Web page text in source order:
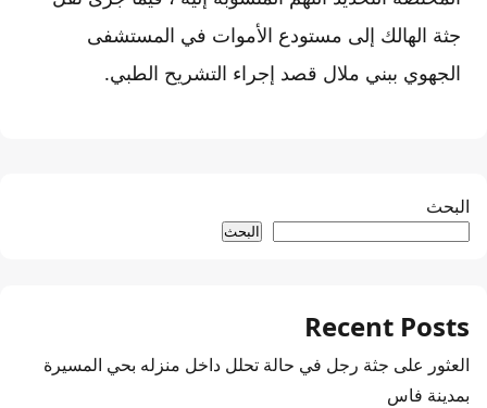
جثة الهالك إلى مستودع الأموات في المستشفى
الجهوي ببني ملال قصد إجراء التشريح الطبي.
البحث
البحث
Recent Posts
العثور على جثة رجل في حالة تحلل داخل منزله بحي المسيرة
بمدينة فاس